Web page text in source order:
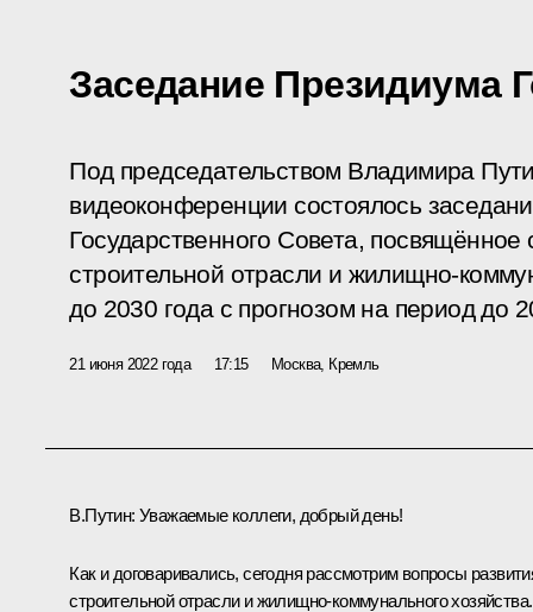
Заседание Президиума
Под председательством Владимира
видеоконференции состоялось
Государственного Совета, посвящённое
строительной отрасли и жилищно-
до 2030 года с прогнозом на период до
21 июня 2022 года 17:15 Москва, Кремль
В.Путин: Уважаемые коллеги, добрый день!
Как и договаривались, сегодня рассмотрим вопросы
строительной отрасли и жилищно-коммунального хозяйства.